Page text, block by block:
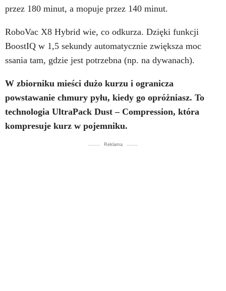
przez 180 minut, a mopuje przez 140 minut.
RoboVac X8 Hybrid wie, co odkurza. Dzięki funkcji
BoostIQ w 1,5 sekundy automatycznie zwiększa moc
ssania tam, gdzie jest potrzebna (np. na dywanach).
W zbiorniku mieści dużo kurzu i ogranicza
powstawanie chmury pyłu, kiedy go opróżniasz. To
technologia UltraPack Dust – Compression, która
kompresuje kurz w pojemniku.
Reklama